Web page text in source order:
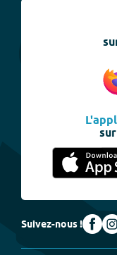
Suivez-nous !